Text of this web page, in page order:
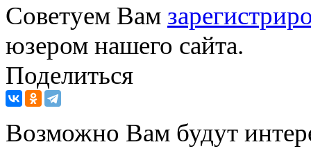
Советуем Вам
юзером нашего сайта.
Поделиться
Возможно Вам будут